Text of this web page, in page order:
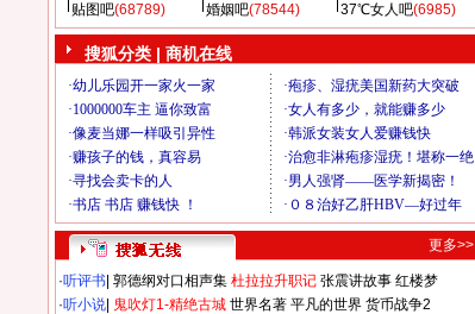
贴图吧(68789) 婚姻吧(78544) 37℃女人吧(6985)
搜狐分类 | 商机在线
更多>>
·听评书 郭德纲对口相声集 杜拉拉升职记 张震讲故事 红楼梦
·听小说 鬼吹灯1-精绝古城 世界名著 平凡的世界 货币战争2